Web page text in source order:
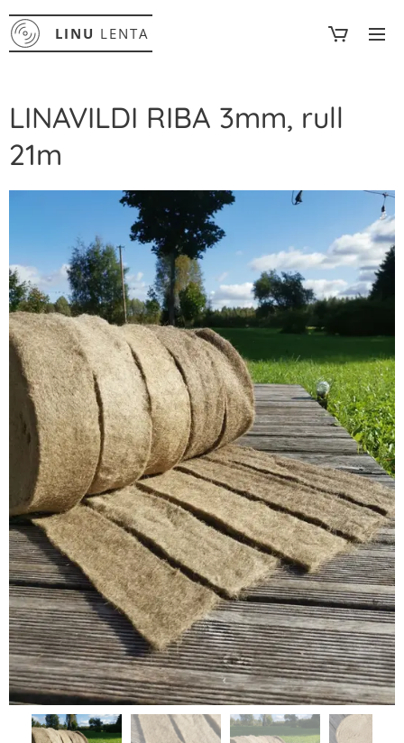
LINU LENTA
LINAVILDI RIBA 3mm, rull
21m